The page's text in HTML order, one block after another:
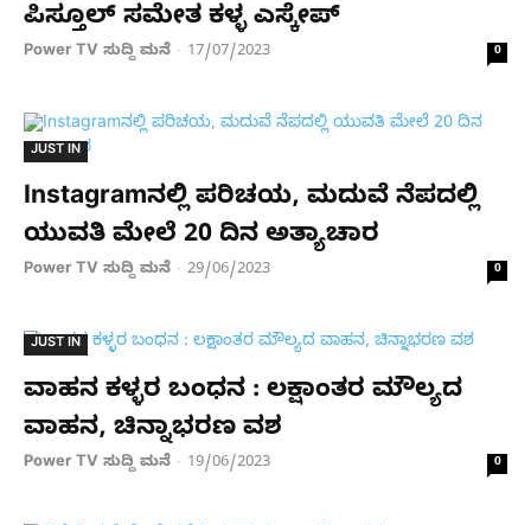
ಪಿಸ್ತೂಲ್ ಸಮೇತ ಕಳ್ಳ ಎಸ್ಕೇಪ್
Power TV ಸುದ್ದಿ ಮನೆ - 17/07/2023 0
JUST IN
Instagramನಲ್ಲಿ ಪರಿಚಯ, ಮದುವೆ ನೆಪದಲ್ಲಿ
ಯುವತಿ ಮೇಲೆ 20 ದಿನ ಅತ್ಯಾಚಾರ
Power TV ಸುದ್ದಿ ಮನೆ - 29/06/2023 0
JUST IN
ವಾಹನ ಕಳ್ಳರ ಬಂಧನ : ಲಕ್ಷಾಂತರ ಮೌಲ್ಯದ
ವಾಹನ, ಚಿನ್ನಾಭರಣ ವಶ
Power TV ಸುದ್ದಿ ಮನೆ - 19/06/2023 0